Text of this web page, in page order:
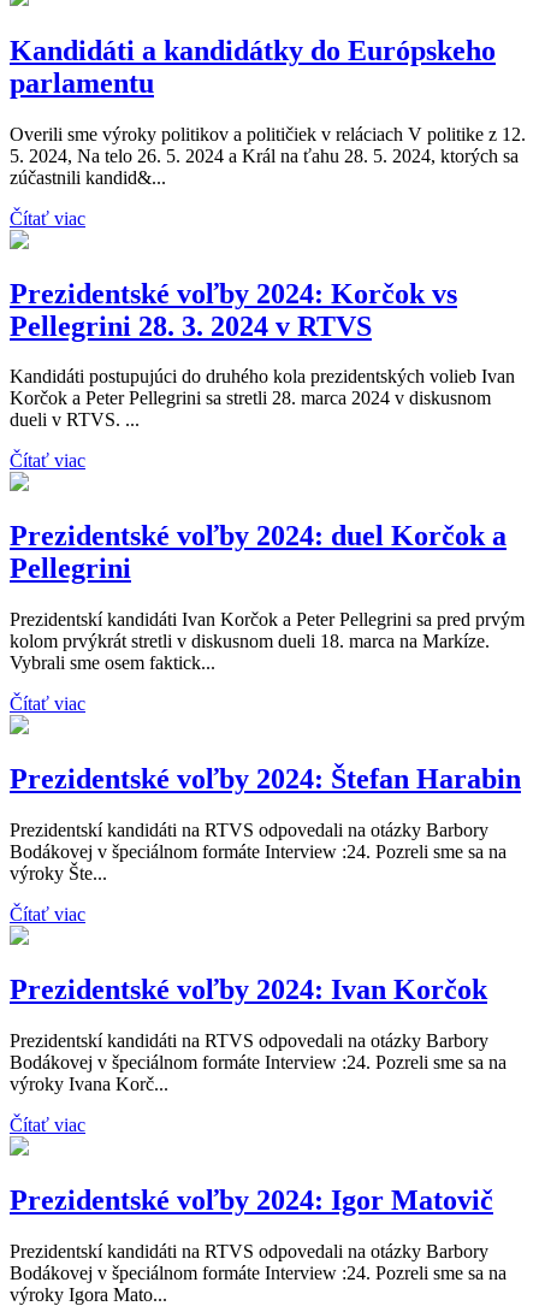
Kandidáti a kandidátky do Európskeho
parlamentu
Overili sme výroky politikov a političiek v reláciach V politike z 12.
5. 2024, Na telo 26. 5. 2024 a Král na ťahu 28. 5. 2024, ktorých sa
zúčastnili kandid&...
Čítať viac
Prezidentské voľby 2024: Korčok vs
Pellegrini 28. 3. 2024 v RTVS
Kandidáti postupujúci do druhého kola prezidentských volieb Ivan
Korčok a Peter Pellegrini sa stretli 28. marca 2024 v diskusnom
dueli v RTVS. ...
Čítať viac
Prezidentské voľby 2024: duel Korčok a
Pellegrini
Prezidentskí kandidáti Ivan Korčok a Peter Pellegrini sa pred prvým
kolom prvýkrát stretli v diskusnom dueli 18. marca na Markíze.
Vybrali sme osem faktick...
Čítať viac
Prezidentské voľby 2024: Štefan Harabin
Prezidentskí kandidáti na RTVS odpovedali na otázky Barbory
Bodákovej v špeciálnom formáte Interview :24. Pozreli sme sa na
výroky Šte...
Čítať viac
Prezidentské voľby 2024: Ivan Korčok
Prezidentskí kandidáti na RTVS odpovedali na otázky Barbory
Bodákovej v špeciálnom formáte Interview :24. Pozreli sme sa na
výroky Ivana Korč...
Čítať viac
Prezidentské voľby 2024: Igor Matovič
Prezidentskí kandidáti na RTVS odpovedali na otázky Barbory
Bodákovej v špeciálnom formáte Interview :24. Pozreli sme sa na
výroky Igora Mato...